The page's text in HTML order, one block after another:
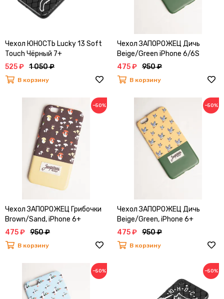
Чехол ЮНОСТЬ Lucky 13 Soft
Touch Чёрный 7+
525 ₽ 1 050 ₽
В корзину
Чехол ЗАПОРОЖЕЦ Дичь
Beige/Green iPhone 6/6S
475 ₽ 950 ₽
В корзину
−50%
Чехол ЗАПОРОЖЕЦ Грибочки
Brown/Sand, iPhone 6+
475 ₽ 950 ₽
В корзину
−50%
Чехол ЗАПОРОЖЕЦ Дичь
Beige/Green, iPhone 6+
475 ₽ 950 ₽
В корзину
−50% −50%